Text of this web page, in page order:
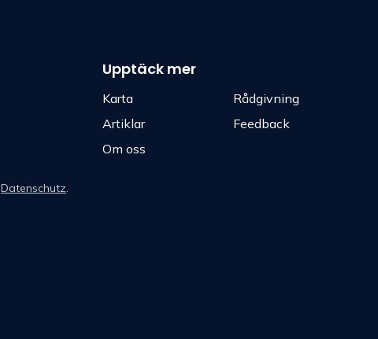
Upptäck mer
Karta
Artiklar
Om oss
Rådgivning
Feedback
Datenschutz.